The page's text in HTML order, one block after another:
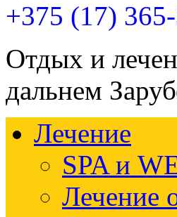
+375 (17)
Отдых и
дальнем
Лечение
SPA и
Лечение